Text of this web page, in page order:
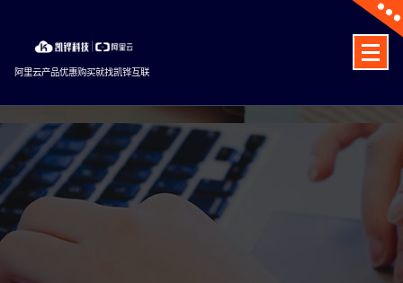
content
阿里云产品优惠购买就找凯铧互联